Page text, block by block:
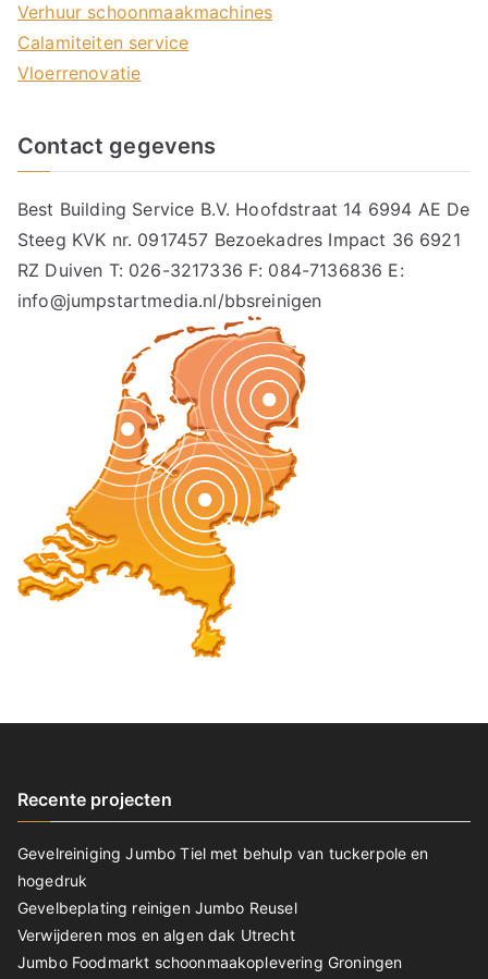
Verhuur schoonmaakmachines
Calamiteiten service
Vloerrenovatie
Contact gegevens
Best Building Service B.V. Hoofdstraat 14 6994 AE De
Steeg KVK nr. 0917457 Bezoekadres Impact 36 6921
RZ Duiven T: 026-3217336 F: 084-7136836 E:
info@jumpstartmedia.nl/bbsreinigen
Recente projecten
Gevelreiniging Jumbo Tiel met behulp van tuckerpole en
hogedruk
Gevelbeplating reinigen Jumbo Reusel
Verwijderen mos en algen dak Utrecht
Jumbo Foodmarkt schoonmaakoplevering Groningen